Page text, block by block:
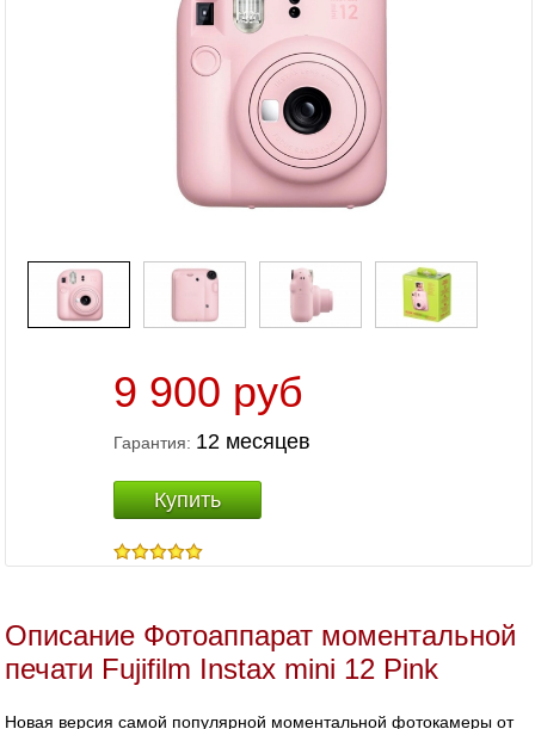
9 900 руб
Гарантия: 12 месяцев
Купить
Описание Фотоаппарат моментальной
печати Fujifilm Instax mini 12 Pink
Новая версия самой популярной моментальной фотокамеры от